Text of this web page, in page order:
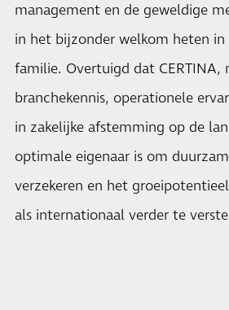
management en de geweldige
in het bijzonder welkom heten in
familie. Overtuigd dat CERTINA,
branchekennis, operationele
in zakelijke afstemming op de
optimale eigenaar is om
verzekeren en het
als internationaal verder te